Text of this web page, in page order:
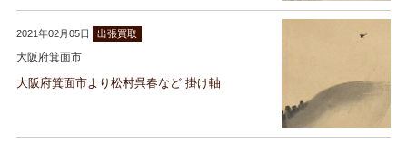
2021年02月05日 出張買取
大阪府箕面市
大阪府箕面市より松村呉春など 掛け軸